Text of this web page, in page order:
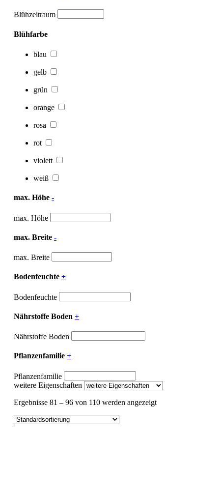
Blühzeitraum
Blühfarbe
blau
gelb
grün
orange
rosa
rot
violett
weiß
max. Höhe -
max. Höhe
max. Breite -
max. Breite
Bodenfeuchte +
Bodenfeuchte
Nährstoffe Boden +
Nährstoffe Boden
Pflanzenfamilie +
Pflanzenfamilie
weitere Eigenschaften
Ergebnisse 81 – 96 von 110 werden angezeigt